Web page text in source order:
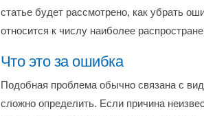
статье будет рассмотрено, как убрать
относится к числу наиболее
Что это за ошибка
Подобная проблема обычно связана с
сложно определить. Если причина